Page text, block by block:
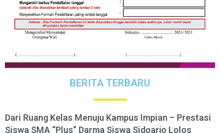
BERITA TERBARU
Dari Ruang Kelas Menuju Kampus Impian – Prestasi
Siswa SMA “Plus” Darma Siswa Sidoarjo Lolos